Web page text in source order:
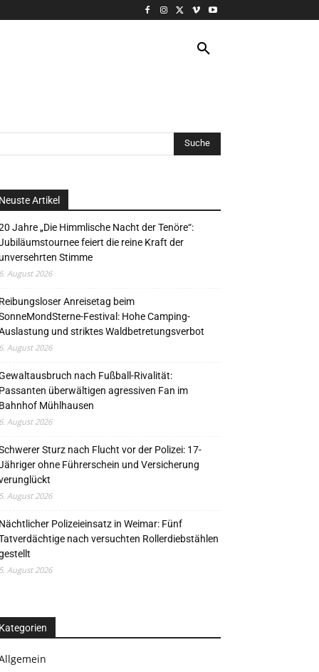
Neuste Artikel
Jahre „Die Himmlische Nacht der Tenöre“:
feiert die reine Kraft der
unversehrten Stimme
6. August 2026
Reibungsloser Anreisetag beim
Festival: Hohe Camping-
und striktes Waldbetretungsverbot
6. August 2026
nach Fußball-Rivalität:
Passanten überwältigen agressiven Fan im
Bahnhof Mühlhausen
6. August 2026
Sturz nach Flucht vor der Polizei: 17-
ohne Führerschein und Versicherung
5. August 2026
Nächtlicher Polizeieinsatz in Weimar: Fünf
nach versuchten Rollerdiebstählen
5. August 2026
Kategorien